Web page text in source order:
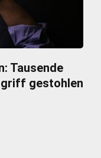
Tausende
gestohlen